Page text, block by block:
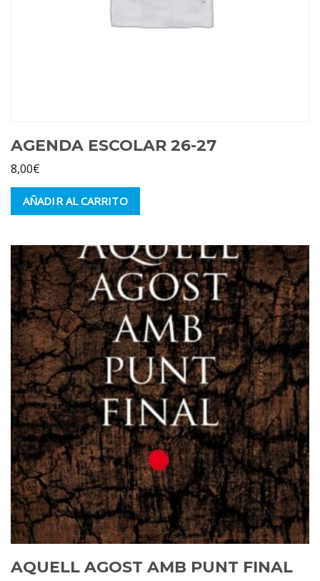
AGENDA ESCOLAR 26-27
8,00€
AÑADIR AL CARRITO
AQUELL AGOST AMB PUNT FINAL